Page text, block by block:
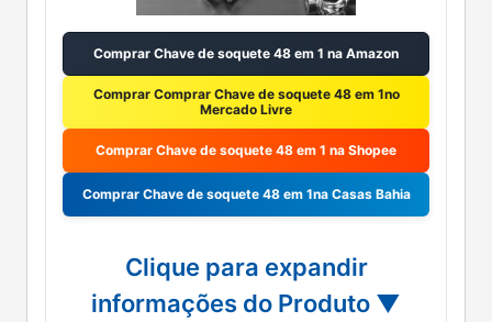
Comprar Chave de soquete 48 em 1 na Amazon
Comprar Comprar Chave de soquete 48 em 1no
Mercado Livre
Comprar Chave de soquete 48 em 1 na Shopee
Comprar Chave de soquete 48 em 1na Casas Bahia
Clique para expandir
informações do Produto ▼